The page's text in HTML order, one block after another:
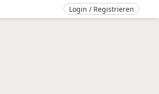
Login / Registrieren